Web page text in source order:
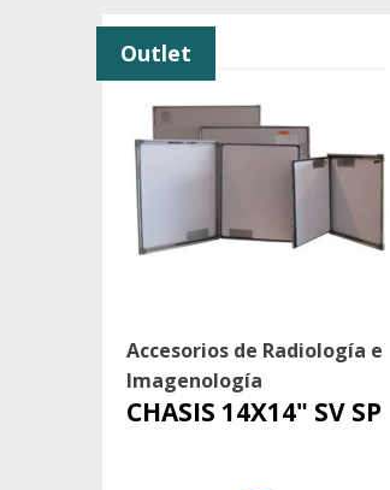
Accesorios de Radiología e
Imagenología
CHASIS 14X14" SV SP
Outlet